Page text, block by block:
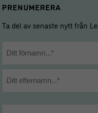
PRENUMERERA
Ta del av senaste nytt från